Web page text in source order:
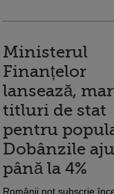
Ministerul
Finanțelor
lansează,
titluri de stat
pentru
Dobânzile
până la 4%
Românii pot subscrie